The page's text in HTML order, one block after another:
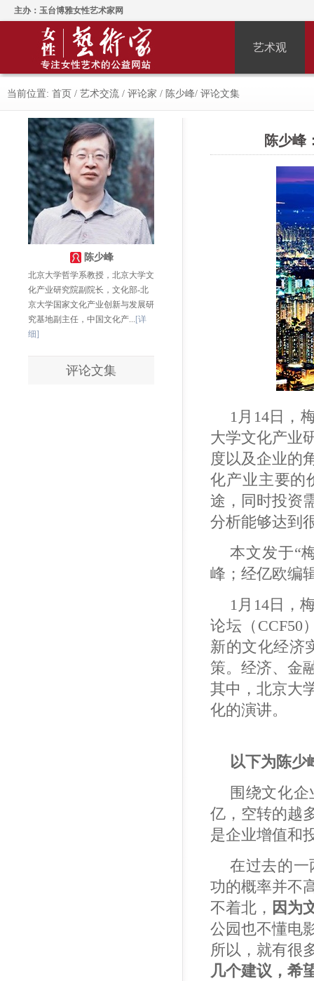
主办：玉台博雅女性艺术家网
艺术观
当前位置: 首页 / 艺术交流 / 评论家 / 陈少峰/ 评论文集
陈少峰
北京大学哲学系教授，北京大学文
化产业研究院副院长，文化部-北
京大学国家文化产业创新与发展研
究基地副主任，中国文化产... [详
细]
评论文集
陈少峰
1月14日，
大学文化产业
度以及企业的
化产业主要的
途，同时投资
分析能够达到
本文发于“
峰；经亿欧编
1月14日，
论坛（CCF50
新的文化经济
策。经济、金
其中，北京大
化的演讲。
以下为陈少
围绕文化
亿，空转的越
是企业增值和
在过去的
功的概率并不
不着北， 因为
公园也不懂电
所以，就有很
几个建议，希